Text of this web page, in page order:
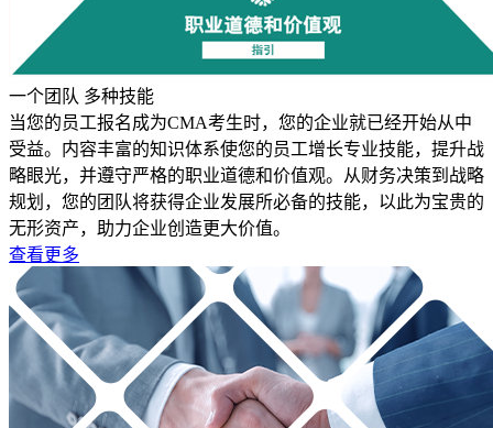
一个团队 多种技能
当您的员工报名成为CMA考生时，您的企业就已经开始从中
受益。内容丰富的知识体系使您的员工增长专业技能，提升战
略眼光，并遵守严格的职业道德和价值观。从财务决策到战略
规划，您的团队将获得企业发展所必备的技能，以此为宝贵的
无形资产，助力企业创造更大价值。
查看更多